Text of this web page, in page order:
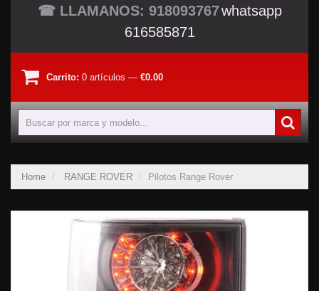
TU TIENDA TUNING
☎ LLAMANOS: 918093767whatsapp
616585871
Carrito: 0 artículos — €0.00
Home RANGE ROVER Pilotos Range Rover